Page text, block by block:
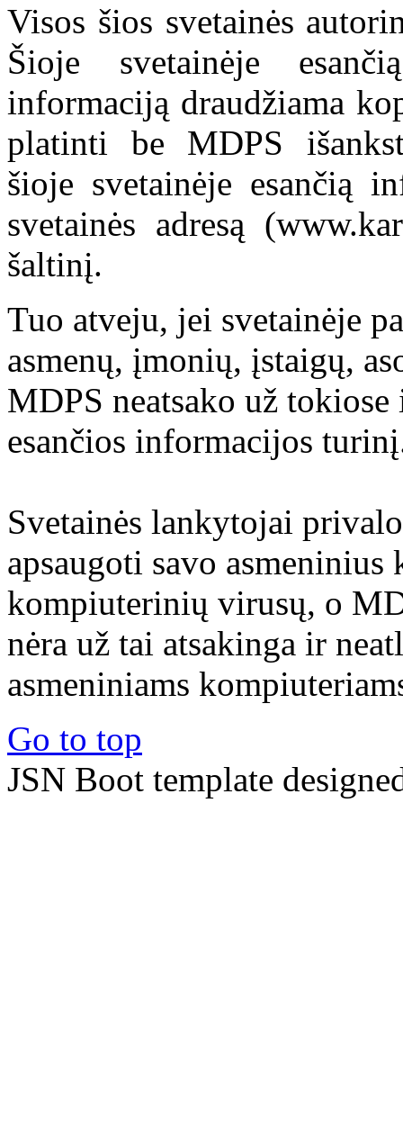
Visos šios svetainės
Šioje svetainėje
informaciją draudžiama
platinti be MDPS
šioje svetainėje esančią
svetainės adresą
šaltinį.
Tuo atveju, jei svetainėje
asmenų, įmonių, įstaigų,
MDPS neatsako už tokiose
esančios informacijos
Svetainės lankytojai
apsaugoti savo
kompiuterinių virusų, o
nėra už tai atsakinga ir
asmeniniams
Go to top
JSN Boot template